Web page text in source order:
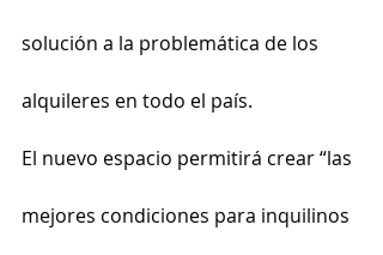
solución a la problemática de los
alquileres en todo el país.
El nuevo espacio permitirá crear “las
mejores condiciones para inquilinos